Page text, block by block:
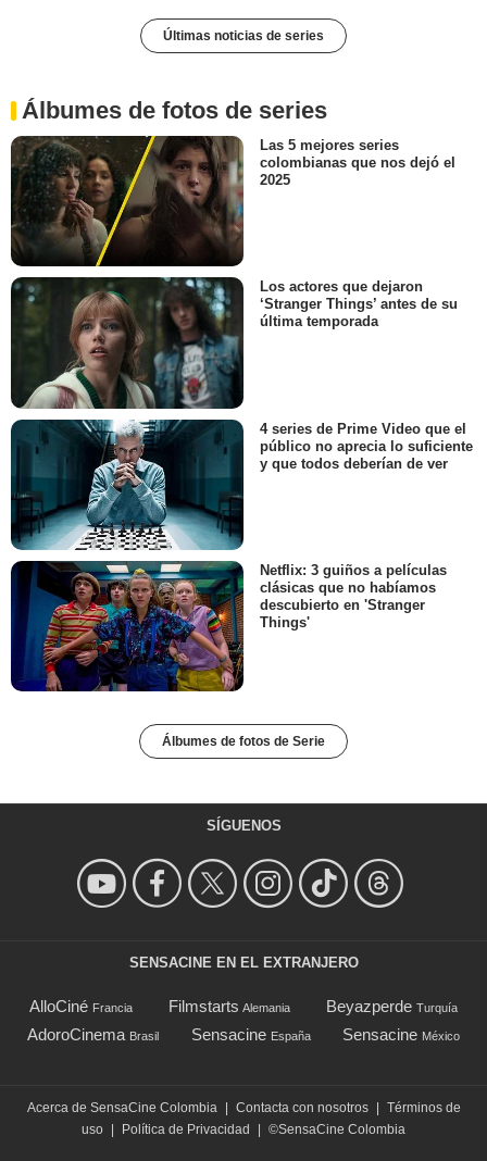
Últimas noticias de series
Álbumes de fotos de series
Las 5 mejores series
colombianas que nos dejó el
2025
Los actores que dejaron
‘Stranger Things’ antes de su
última temporada
4 series de Prime Video que el
público no aprecia lo suficiente
y que todos deberían de ver
Netflix: 3 guiños a películas
clásicas que no habíamos
descubierto en 'Stranger
Things'
Álbumes de fotos de Serie
SÍGUENOS
SENSACINE EN EL EXTRANJERO
AlloCiné Francia Filmstarts Alemania Beyazperde Turquía
AdoroCinema Brasil Sensacine España Sensacine México
Acerca de SensaCine Colombia Contacta con nosotros
Términos de
uso
Política de Privacidad ©SensaCine Colombia